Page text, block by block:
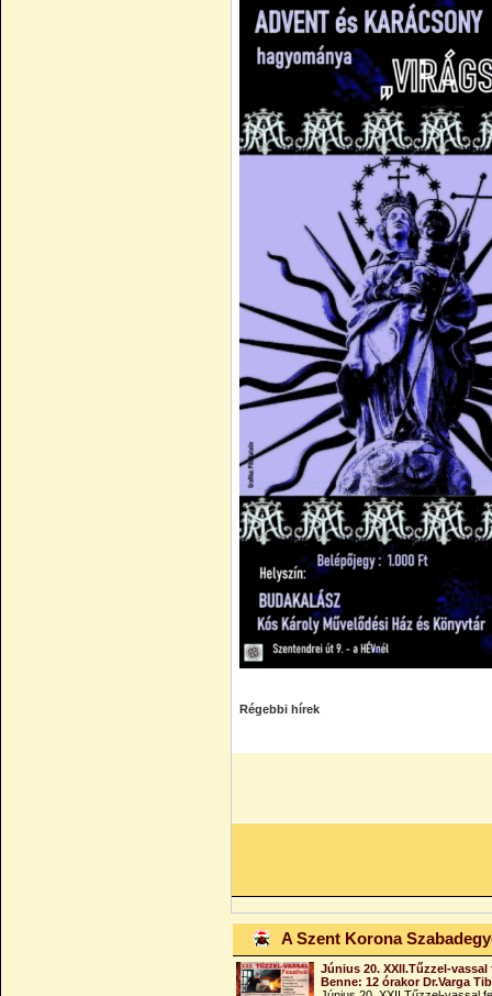
Régebbi hírek
A Szent Korona
Június 20. XXII.Tűzzel-
Benne: 12 órakor Dr.Varga